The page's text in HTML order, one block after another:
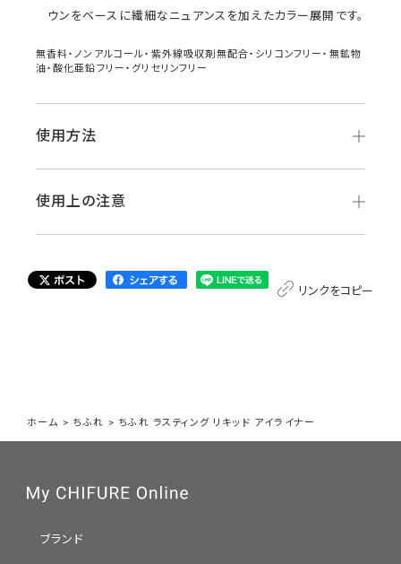
ウンをベースに繊細なニュアンスを加えたカラー展開です。
無香料・ノンアルコール・紫外線吸収剤無配合・シリコンフリー・無鉱物
油・酸化亜鉛フリー・グリセリンフリー
使用方法
使用上の注意
リンクをコピー
ホーム > ちふれ > ちふれ ラスティング リキッド アイライナー
ブランド